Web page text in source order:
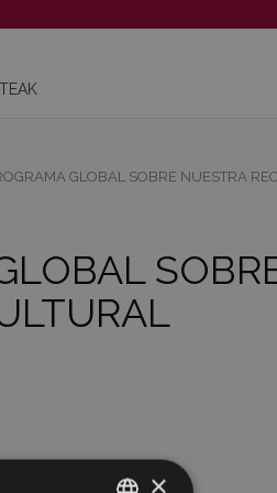
GLOBAL SOBRE NUESTRA
×